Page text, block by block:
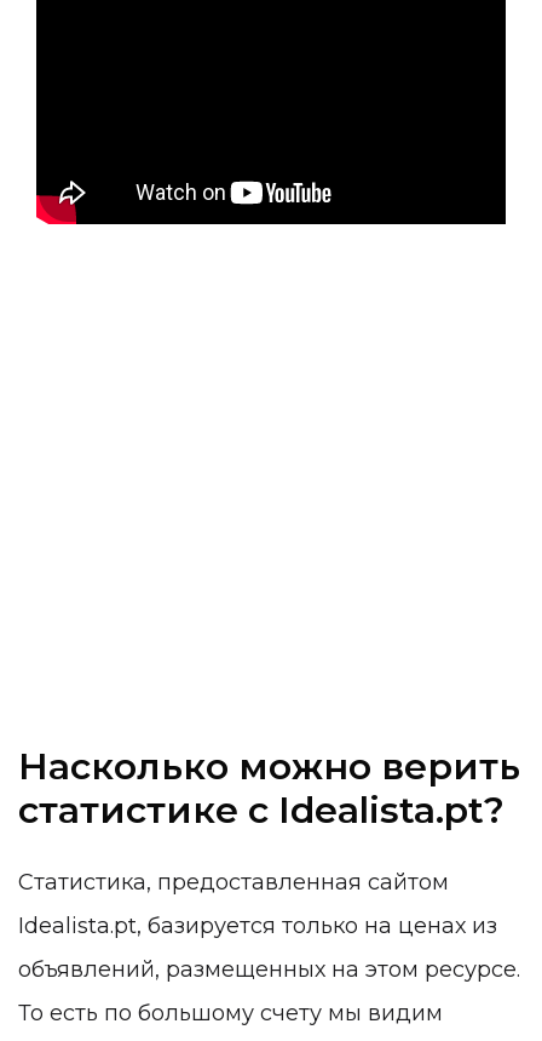
Насколько можно верить
статистике с Idealista.pt?
Статистика, предоставленная сайтом
Idealista.pt, базируется только на ценах из
объявлений, размещенных на этом ресурсе.
То есть по большому счету мы видим